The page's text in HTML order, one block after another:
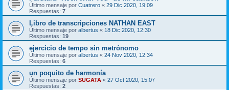
Último mensaje por Cuatrero « 29 Dic 2020, 19:09
Respuestas: 7
Libro de transcripciones NATHAN EAST
Último mensaje por albertus « 18 Dic 2020, 12:30
Respuestas: 19
ejercicio de tempo sin metrónomo
Último mensaje por albertus « 24 Nov 2020, 12:34
Respuestas: 6
un poquito de harmonía
Último mensaje por SUGATA « 27 Oct 2020, 15:07
Respuestas: 2